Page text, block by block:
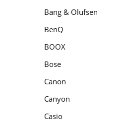
Bang & Olufsen
BenQ
BOOX
Bose
Canon
Canyon
Casio